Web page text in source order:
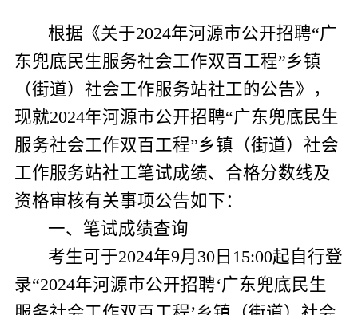
根据《关于2024年河源市公开招聘“广
东兜底民生服务社会工作双百工程”乡镇
（街道）社会工作服务站社工的公告》，
现就2024年河源市公开招聘“广东兜底民生
服务社会工作双百工程”乡镇（街道）社会
工作服务站社工笔试成绩、合格分数线及
资格审核有关事项公告如下：
一、笔试成绩查询
考生可于2024年9月 30 日 15:00起自行登
录“2024年河源市公开招聘‘广东兜底民生